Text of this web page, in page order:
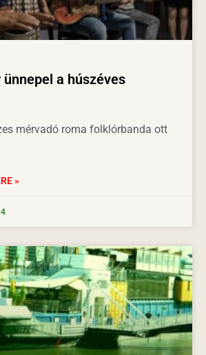
a húszéves
mérvadó roma folklórbanda ott
»